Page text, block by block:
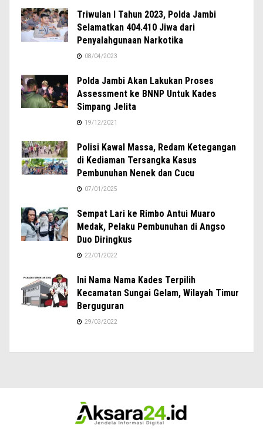
Triwulan I Tahun 2023, Polda Jambi
Selamatkan 404.410 Jiwa dari
Penyalahgunaan Narkotika
08/04/2023
Polda Jambi Akan Lakukan Proses
Assessment ke BNNP Untuk Kades
Simpang Jelita
19/12/2021
Polisi Kawal Massa, Redam Ketegangan
di Kediaman Tersangka Kasus
Pembunuhan Nenek dan Cucu
07/01/2025
Sempat Lari ke Rimbo Antui Muaro
Medak, Pelaku Pembunuhan di Angso
Duo Diringkus
22/01/2022
Ini Nama Nama Kades Terpilih
Kecamatan Sungai Gelam, Wilayah Timur
Berguguran
29/03/2022